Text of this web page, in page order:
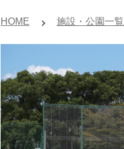
HOME 施設・公園一覧